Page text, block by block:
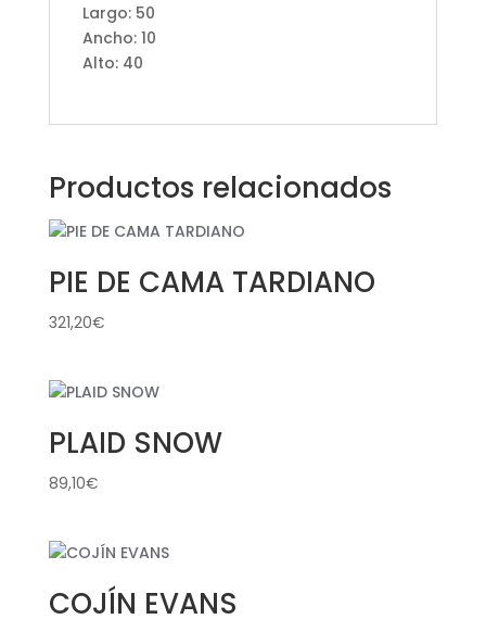
Largo: 50
Ancho: 10
Alto: 40
Productos relacionados
PIE DE CAMA TARDIANO
321,20€
PLAID SNOW
89,10€
COJÍN EVANS